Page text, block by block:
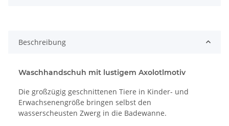
Beschreibung
Waschhandschuh mit lustigem Axolotlmotiv
Die großzügig geschnittenen Tiere in Kinder- und
Erwachsenengröße bringen selbst den
wasserscheusten Zwerg in die Badewanne.